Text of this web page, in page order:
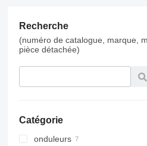
Recherche
(numéro de catalogue, marque,
pièce détachée)
Catégorie
onduleurs